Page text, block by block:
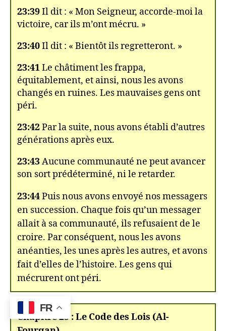
23:39Il dit : « Mon Seigneur, accorde-moi la
victoire, car ils m’ont mécru. »
23:40Il dit : « Bientôt ils regretteront. »
23:41Le châtiment les frappa,
équitablement, et ainsi, nous les avons
changés en ruines. Les mauvaises gens ont
péri.
23:42Par la suite, nous avons établi d’autres
générations après eux.
23:43Aucune communauté ne peut avancer
son sort prédéterminé, ni le retarder.
23:44Puis nous avons envoyé nos messagers
en succession. Chaque fois qu’un messager
allait à sa communauté, ils refusaient de le
croire. Par conséquent, nous les avons
anéanties, les unes après les autres, et avons
fait d’elles de l’histoire. Les gens qui
mécrurent ont péri.
Chapitre 25 : Le Code des Lois (Al-
FR